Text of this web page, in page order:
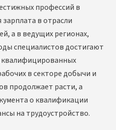
профессий в
зарплата в отрасли
а в ведущих регионах,
специалистов достигают
квалифицированных
в секторе добычи и
продолжает расти, а
о квалификации
на трудоустройство.